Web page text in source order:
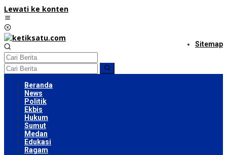
Lewati ke konten
Sitemap
Beranda
News
Politik
Ekbis
Hukum
Sumut
Medan
Edukasi
Ragam